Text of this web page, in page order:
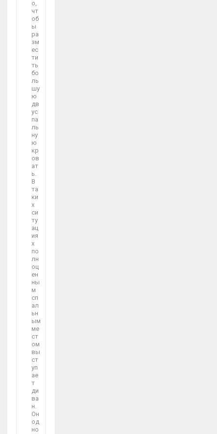
о,
чт
об
ы
ра
зм
ес
ти
ть
бо
ль
шу
ю
дв
ус
па
ль
ну
ю
кр
ов
ат
ь.
В
та
ки
х
си
ту
ац
ия
х
по
лн
оц
ен
ны
м
сп
ал
ьн
ым
ме
ст
ом
вы
ст
уп
ае
т
ди
ва
н.
Он
од
но